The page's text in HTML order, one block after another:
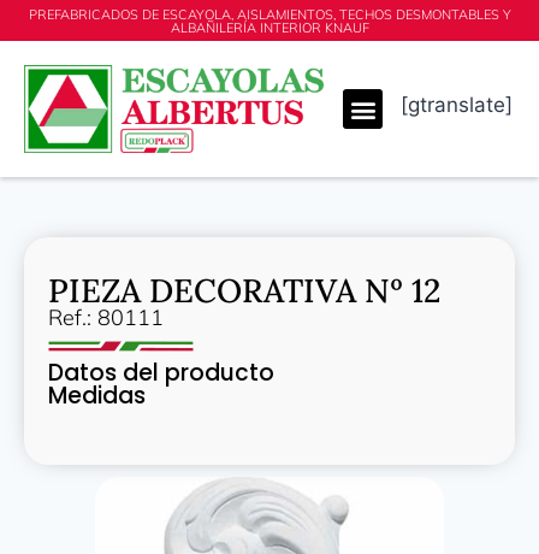
PREFABRICADOS DE ESCAYOLA, AISLAMIENTOS, TECHOS DESMONTABLES Y
ALBAÑILERÍA INTERIOR KNAUF
[gtranslate]
PIEZA DECORATIVA Nº 12
Ref.: 80111
Datos del producto
Medidas